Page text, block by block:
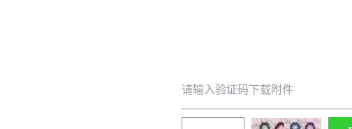
请输入验证码下载附件